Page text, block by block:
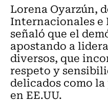
Lorena Oyarzún,
Internacionales e
señaló que el
apostando a
diversos, que
respeto y
delicados como
en EE.UU.